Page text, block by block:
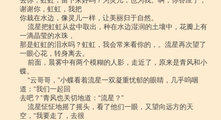
谢谢你，虹虹，我把
你栽在水边，像灵儿一样，让美丽归于自然。
一滴晶莹的水珠，
那是虹虹的泪水吗？虹虹，我会常来看你的，。流星再次望了
一眼心花，转身离去。
蝶。
道：“我们一起回
去吧？”青风也关切地道：“流星？”
空，“我要走了，去很